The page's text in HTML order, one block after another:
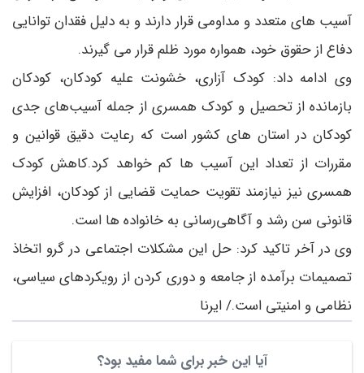
آسیب های متعدد و مداومی قرار دارند و به دلیل فقدان توانایی
دفاع از حقوق خود، همواره مورد ظلم قرار می گیرند.
وی ادامه داد: کودک آزاری، خشونت علیه کودکان، کودکان
بازمانده از تحصیل و کودک همسری از جمله آسیب‌های جدی
کودکان در استان ‌های کشور است که رعایت دقیق قوانین و
مقررات از تعداد این آسیب ها کم خواهد کرد.کاهش کودک
همسری نیز نیازمند تقویت حمایت قضایی از کودکان، افزایش
قانونی سن رشد و آگاهی‌رسانی به خانواده ‌ها است.
وی در آخر تاکید کرد: حل این مشکلات اجتماعی در گرو اتخاذ
تصمیمات برآمده از جامعه و دوری کردن از رویکردهای سیاسی،
نظامی و امنیتی است./ ایرنا
آیا این خبر برای شما مفید بود؟